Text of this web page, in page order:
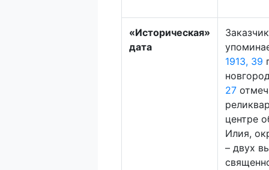
«Историческая»
дата
1913, 39
27
центре
Илия,
– двух